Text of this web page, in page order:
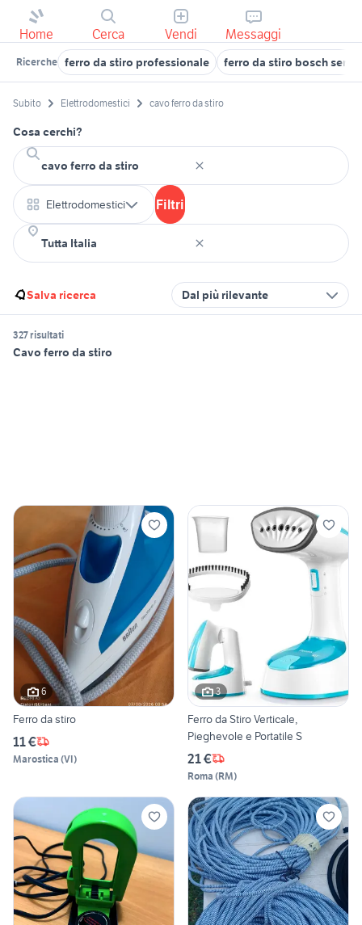
Home Cerca Vendi Messaggi
Ricerche ferro da stiro professionale ferro da stiro bosch
Subito Elettrodomestici cavo ferro da stiro
Cosa cerchi?
Elettrodomestici Filtri
Salva ricerca Dal più rilevante
327 risultati
Cavo ferro da stiro
6
Ferro da stiro
11 €
Marostica (VI)
3
Ferro da Stiro Verticale,
Pieghevole e Portatile S
21 €
Roma (RM)